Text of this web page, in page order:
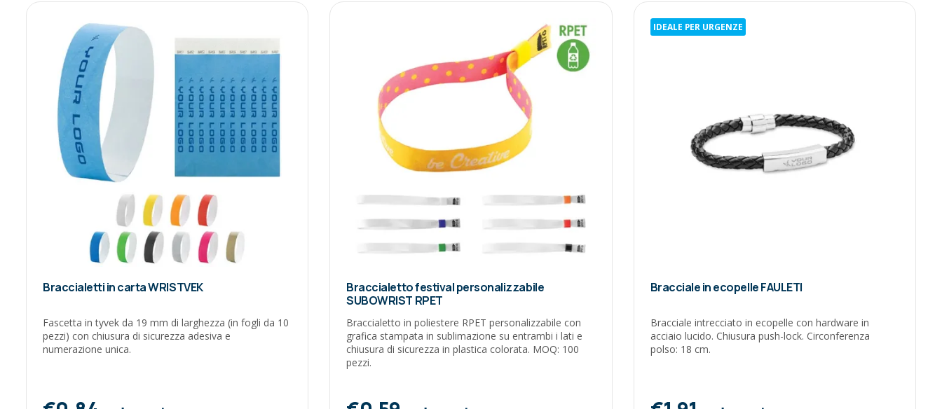
Braccialetti in carta WRISTVEK
Fascetta in tyvek da 19 mm di larghezza (in fogli da 10
pezzi) con chiusura di sicurezza adesiva e
numerazione unica.
Braccialetto festival personalizzabile
SUBOWRIST RPET
Braccialetto in poliestere RPET personalizzabile con
grafica stampata in sublimazione su entrambi i lati e
chiusura di sicurezza in plastica colorata. MOQ: 100
pezzi.
IDEALE PER URGENZE
Bracciale in ecopelle FAULETI
Bracciale intrecciato in ecopelle con hardware in
acciaio lucido. Chiusura push-lock. Circonferenza
polso: 18 cm.